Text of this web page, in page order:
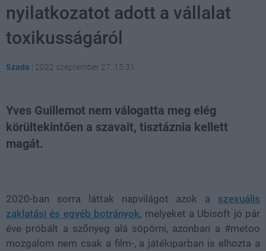
nyilatkozatot adott a vállalat
toxikusságáról
Szada | 2022 szeptember 27. 15:31
Yves Guillemot nem válogatta meg elég
körültekintően a szavait, tisztáznia kellett
magát.
2020-ban sorra láttak napvilágot azok a szexuális
zaklatási és egyéb botrányok, melyeket a Ubisoft jó pár
éve próbált a szőnyeg alá söpörni, azonban a #metoo
mozgalom nem csak a film-, a játékiparban is elhozta a